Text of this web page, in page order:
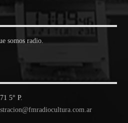
somos radio.
5° P.